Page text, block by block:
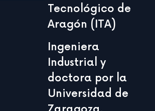
Tecnológico de
Aragón (ITA)
Ingeniera
Industrial y
doctora por la
Universidad de